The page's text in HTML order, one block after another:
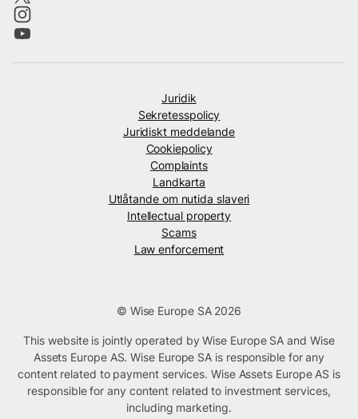
Juridik
Sekretesspolicy
Juridiskt meddelande
Cookiepolicy
Complaints
Landkarta
Utlåtande om nutida slaveri
Intellectual property
Scams
Law enforcement
© Wise Europe SA 2026
This website is jointly operated by Wise Europe SA and Wise
Assets Europe AS. Wise Europe SA is responsible for any
content related to payment services. Wise Assets Europe AS is
responsible for any content related to investment services,
including marketing.